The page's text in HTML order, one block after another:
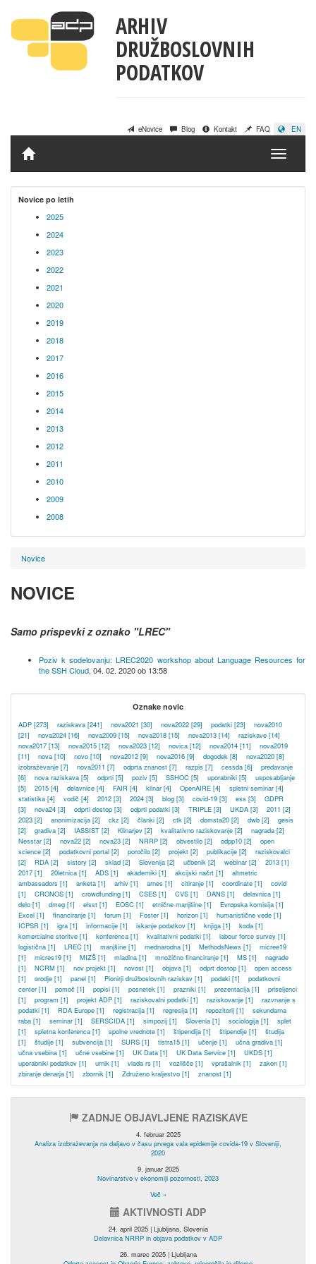
ARHIV
DRUŽBOSLOVNIH
PODATKOV
eNovice Blog Kontakt FAQ EN
Domov
Novice po letih
2025
2024
2023
2022
2021
2020
2019
2018
2017
2016
2015
2014
2013
2012
2011
2010
2009
2008
Novice
NOVICE
Samo prispevki z oznako "LREC"
Poziv k sodelovanju: LREC2020 workshop about Language Resources for
the SSH Cloud, 04. 02. 2020 ob 13:58
Oznake novic
ADP [273] raziskava [241] nova2021 [30] nova2022 [29] podatki [23]
nova2010
[21]
nova2024 [16] nova2009 [15] nova2018 [15] nova2013 [14] raziskave [14]
nova2017 [13] nova2015 [12] nova2023 [12] novica [12] nova2014 [11]
nova2019
[11]
nova [10] novo [10] nova2012 [9] nova2016 [9] dogodek [8] nova2020 [8]
izobraževanje [7] nova2011 [7] odprta znanost [7] razpis [7] cessda [6]
predavanje
[6]
nova raziskava [5] odprti [5] poziv [5] SSHOC [5] uporabniki [5]
usposabljanje
[5]
2015 [4] delavnice [4] FAIR [4] klinar [4] OpenAIRE [4] spletni seminar [4]
statistika [4] vodič [4] 2012 [3] 2024 [3] blog [3] covid-19 [3] ess [3]
GDPR
[3]
nova24 [3] odprti dostop [3] odprti podatki [3] TRIPLE [3] UKDA [3] 2011 [2]
2023 [2] anonimizacija [2] ckz [2] članki [2] ctk [2] domsta20 [2] dwb [2]
gesis
[2]
gradiva [2] IASSIST [2] Klinarjev [2] kvalitativno raziskovanje [2] nagrada [2]
Nesstar [2] nova22 [2] nova23 [2] NRRP [2] obvestilo [2] odpp10 [2]
open
science [2] podatkovni portal [2] poročilo [2] projekt [2] publikacije [2]
raziskovalci
[2]
RDA [2] sistory [2] sklad [2] Slovenija [2] učbenik [2] webinar [2] 2013 [1]
2017 [1] 20letnica [1] ADS [1] akademiki [1] akcijski načrt [1]
altmetric
ambassadors [1] anketa [1] arhiv [1] arnes [1] citiranje [1] coordinate [1]
covid
[1]
CRONOS [1] crowdfunding [1] CSES [1] CVS [1] DANS [1] delavnica [1]
delo [1] dmeg [1] elsst [1] EOSC [1] etnične manjšine [1] Evropska komisija [1]
Excel [1] financiranje [1] forum [1] Foster [1] horizon [1] humanistične vede [1]
ICPSR [1] igra [1] informacije [1] iskanje podatkov [1] knjiga [1] koda [1]
komercialne storitve [1] konferenca [1] kvalitativni podatki [1] labour force survey [1]
logistična [1] LREC [1] manjšine [1] mednarodna [1] MethodsNews [1]
micree19
[1]
micres19 [1] MIZŠ [1] mladina [1] množično financiranje [1] MS [1]
nagrade
[1]
NCRM [1] nov projekt [1] novost [1] objava [1] odprt dostop [1]
open access
[1]
orodje [1] panel [1] Pionirji družboslovnih raziskav [1] podaki [1]
podatkovni
center [1] pomoč [1] popisi [1] posnetek [1] prazniki [1] prezentacija [1]
priseljenci
[1]
program [1] projekt ADP [1] raziskovalni podatki [1] raziskovanje [1]
razvnanje s
podatki [1] RDA Europe [1] registracija [1] regresija [1] repozitorij [1]
sekundarna
raba [1] seminar [1] SERSCIDA [1] simpozij [1] Slovenia [1] sociologija [1]
splet
[1]
spletna konferenca [1] spolne vrednote [1] štipendija [1] štipendije [1]
študija
[1]
študije [1] subvencija [1] SURS [1] tistra15 [1] učenje [1] učna gradiva [1]
učna vsebina [1] učne vsebine [1] UK Data [1] UK Data Service [1] UKDS [1]
uporabniki podatkov [1] urnik [1] vlada rs [1] vozlišče [1] vprašalnik [1] zakon [1]
zbiranje denarja [1] zbornik [1] Združeno kraljestvo [1] znanost [1]
ZADNJE OBJAVLJENE RAZISKAVE
4. februar 2025
Analiza izobraževanja na daljavo v času prvega vala epidemije covida-19 v Sloveniji,
2020
9. januar 2025
Novinarstvo v ekonomiji pozornosti, 2023
Več »
AKTIVNOSTI ADP
24. april 2025 | Ljubljana, Slovenia
Delavnica NRRP in objava podatkov v ADP
26. marec 2025 | Ljubljana